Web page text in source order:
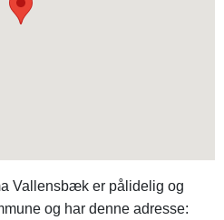
Vallensbæk er pålidelig og
og har denne adresse: